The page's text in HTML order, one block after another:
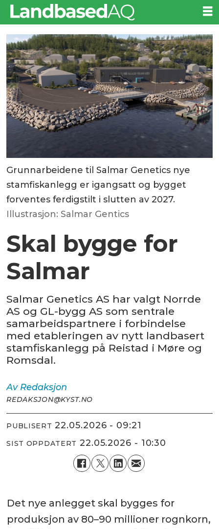
Grunnarbeidene til Salmar Genetics nye
stamfiskanlegg er igangsatt og bygget
forventes ferdigstilt i slutten av 2027.
Illustrasjon: Salmar Gentics
Skal bygge for
Salmar
Salmar Genetics AS har valgt Norrde
AS og GL-bygg AS som sentrale
samarbeidspartnere i forbindelse
med etableringen av nytt landbasert
stamfiskanlegg på Reistad i Møre og
Romsdal.
Av Redaksjon
REDAKSJON@KYST.NO
PUBLISERT 22.05.2026 - 09:21
SIST OPPDATERT 22.05.2026 - 10:30
Det nye anlegget skal bygges for
produksjon av 80–90 millioner rognkorn,